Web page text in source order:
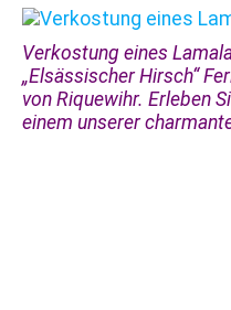
Verkostung eines
„Elsässischer Hirsch“
von Riquewihr. Erleben
einem unserer